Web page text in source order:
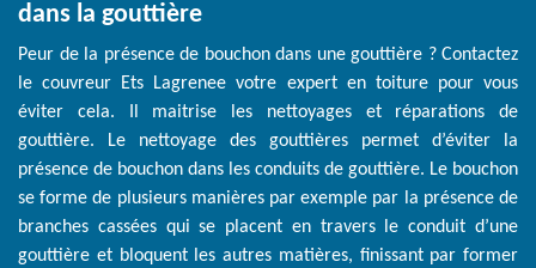
dans la gouttière
Peur de la présence de bouchon dans une gouttière ? Contactez
le couvreur Ets Lagrenee votre expert en toiture pour vous
éviter cela. Il maitrise les nettoyages et réparations de
gouttière. Le nettoyage des gouttières permet d’éviter la
présence de bouchon dans les conduits de gouttière. Le bouchon
se forme de plusieurs manières par exemple par la présence de
branches cassées qui se placent en travers le conduit d’une
gouttière et bloquent les autres matières, finissant par former